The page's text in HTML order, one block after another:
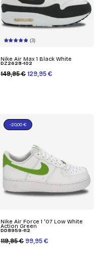
(3)
Nike Air Max 1 Black White
DZ2628-102
149,95 € 129,95 €
Nike Air Force 1 '07 Low White
Action Green
DD8959-112
119,95 € 99,95 €
-20,00 €